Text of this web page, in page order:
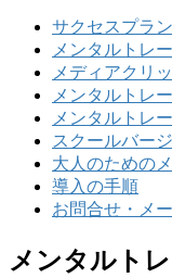
サクセスプラ
メンタルトレ
メディアクリ
メンタルトレ
メンタルトレ
スクールバー
大人のための
導入の手順
お問合せ・メ
メンタルト